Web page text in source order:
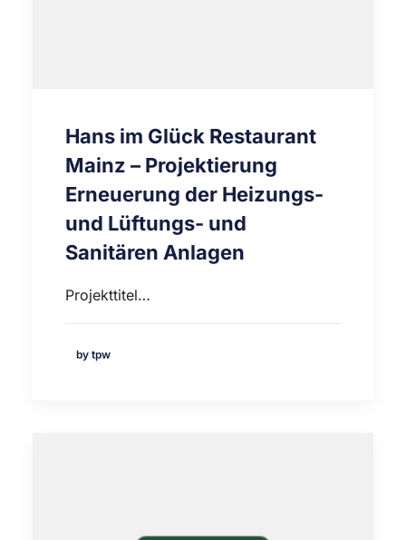
Hans im Glück Restaurant
Mainz – Projektierung
Erneuerung der Heizungs-
und Lüftungs- und
Sanitären Anlagen
Projekttitel…
by tpw